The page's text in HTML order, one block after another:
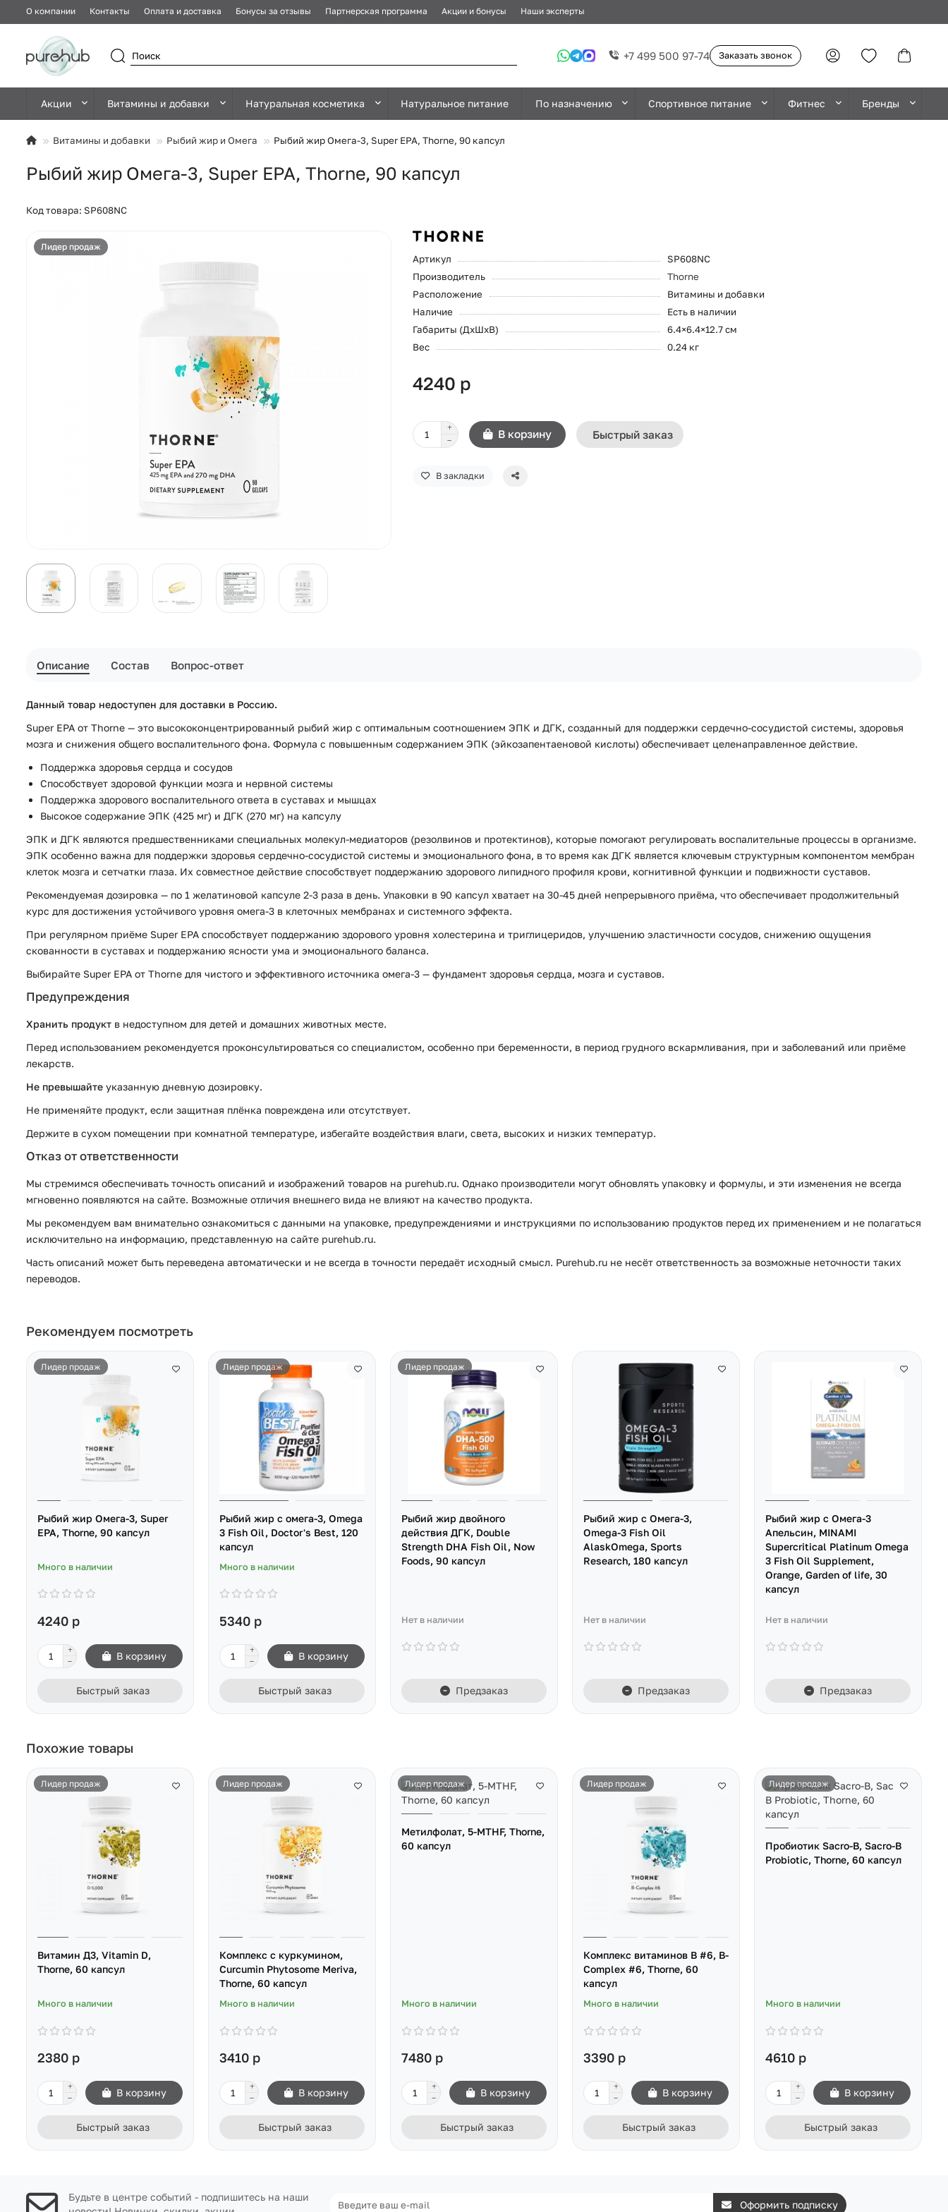
О компании Контакты Оплата и доставка Бонусы за отзывы Партнерская программа Акции и бонусы Наши эксперты
+7 499 500 97-74 Заказать звонок
Акции Витамины и добавки Натуральная косметика Натуральное питание По назначению Спортивное питание Фитнес Бренды
Витамины и добавки Рыбий жир и Омега Рыбий жир Омега-3, Super EPA, Thorne, 90 капсул
Рыбий жир Омега-3, Super EPA, Thorne, 90 капсул
Код товара: SP608NC
Лидер продаж
Артикул
SP608NC
Производитель
Thorne
Расположение
Витамины и добавки
Наличие
Есть в наличии
Габариты (ДхШхВ)
6.4×6.4×12.7 см
Вес
0.24 кг
4240 р
В корзину Быстрый заказ
В закладки
Описание Состав Вопрос-ответ
Данный товар недоступен для доставки в Россию.
Super EPA от Thorne — это высококонцентрированный рыбий жир с оптимальным соотношением ЭПК и ДГК, созданный для поддержки сердечно-сосудистой системы, здоровья
мозга и снижения общего воспалительного фона. Формула с повышенным содержанием ЭПК (эйкозапентаеновой кислоты) обеспечивает целенаправленное действие.
Поддержка здоровья сердца и сосудов
Способствует здоровой функции мозга и нервной системы
Поддержка здорового воспалительного ответа в суставах и мышцах
Высокое содержание ЭПК (425 мг) и ДГК (270 мг) на капсулу
ЭПК и ДГК являются предшественниками специальных молекул-медиаторов (резолвинов и протектинов), которые помогают регулировать воспалительные процессы в организме.
ЭПК особенно важна для поддержки здоровья сердечно-сосудистой системы и эмоционального фона, в то время как ДГК является ключевым структурным компонентом мембран
клеток мозга и сетчатки глаза. Их совместное действие способствует поддержанию здорового липидного профиля крови, когнитивной функции и подвижности суставов.
Рекомендуемая дозировка — по 1 желатиновой капсуле 2-3 раза в день. Упаковки в 90 капсул хватает на 30-45 дней непрерывного приёма, что обеспечивает продолжительный
курс для достижения устойчивого уровня омега-3 в клеточных мембранах и системного эффекта.
При регулярном приёме Super EPA способствует поддержанию здорового уровня холестерина и триглицеридов, улучшению эластичности сосудов, снижению ощущения
скованности в суставах и поддержанию ясности ума и эмоционального баланса.
Выбирайте Super EPA от Thorne для чистого и эффективного источника омега-3 — фундамент здоровья сердца, мозга и суставов.
Предупреждения
Хранить продукт в недоступном для детей и домашних животных месте.
Перед использованием рекомендуется проконсультироваться со специалистом, особенно при беременности, в период грудного вскармливания, при и заболеваний или приёме
лекарств.
Не превышайте указанную дневную дозировку.
Не применяйте продукт, если защитная плёнка повреждена или отсутствует.
Держите в сухом помещении при комнатной температуре, избегайте воздействия влаги, света, высоких и низких температур.
Отказ от ответственности
Мы стремимся обеспечивать точность описаний и изображений товаров на purehub.ru. Однако производители могут обновлять упаковку и формулы, и эти изменения не всегда
мгновенно появляются на сайте. Возможные отличия внешнего вида не влияют на качество продукта.
Мы рекомендуем вам внимательно ознакомиться с данными на упаковке, предупреждениями и инструкциями по использованию продуктов перед их применением и не полагаться
исключительно на информацию, представленную на сайте purehub.ru.
Часть описаний может быть переведена автоматически и не всегда в точности передаёт исходный смысл. Purehub.ru не несёт ответственность за возможные неточности таких
переводов.
Рекомендуем посмотреть
Лидер продаж
Рыбий жир Омега-3, Super
EPA, Thorne, 90 капсул
Много в наличии
4240 р
В корзину
Быстрый заказ
Лидер продаж
Рыбий жир с омега-3, Omega
3 Fish Oil, Doctor's Best, 120
капсул
Много в наличии
5340 р
В корзину
Быстрый заказ
Лидер продаж
Рыбий жир двойного
действия ДГК, Double
Strength DHA Fish Oil, Now
Foods, 90 капсул
Нет в наличии
Предзаказ
Рыбий жир с Омега-3,
Omega-3 Fish Oil
AlaskOmega, Sports
Research, 180 капсул
Нет в наличии
Предзаказ
Рыбий жир с Омега-3
Апельсин, MINAMI
Supercritical Platinum Omega
3 Fish Oil Supplement,
Orange, Garden of life, 30
капсул
Нет в наличии
Предзаказ
Похожие товары
Лидер продаж
Витамин Д3, Vitamin D,
Thorne, 60 капсул
Много в наличии
2380 р
В корзину
Быстрый заказ
Лидер продаж
Комплекс с куркумином,
Curcumin Phytosome Meriva,
Thorne, 60 капсул
Много в наличии
3410 р
В корзину
Быстрый заказ
Лидер продаж
Метилфолат, 5-MTHF, Thorne,
60 капсул
Много в наличии
7480 р
В корзину
Быстрый заказ
Лидер продаж
Комплекс витаминов B #6, B-
Complex #6, Thorne, 60
капсул
Много в наличии
3390 р
В корзину
Быстрый заказ
Лидер продаж
Пробиотик Sacro-B, Sacro-B
Probiotic, Thorne, 60 капсул
Много в наличии
4610 р
В корзину
Быстрый заказ
Будьте в центре событий - подпишитесь на наши
Оформить подписку